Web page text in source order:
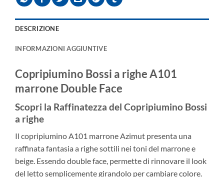
DESCRIZIONE
INFORMAZIONI AGGIUNTIVE
Copripiumino Bossi a righe A101
marrone Double Face
Scopri la Raffinatezza del Copripiumino Bossi
a righe
Il copripiumino A101 marrone Azimut presenta una
raffinata fantasia a righe sottili nei toni del marrone e
beige. Essendo double face, permette di rinnovare il look
del letto semplicemente girandolo per cambiare colore.